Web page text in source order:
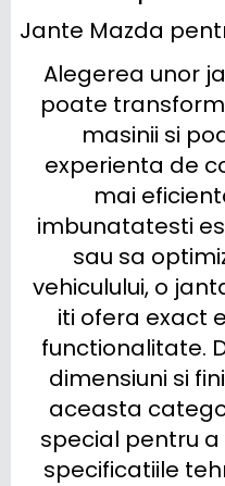
Jante Mazda
Alegerea unor
poate
masinii si
experienta de
mai
imbunatatesti
sau sa
vehiculului, o
iti ofera exact
functionalitate.
dimensiuni si
aceasta
special pentru
specificatiile